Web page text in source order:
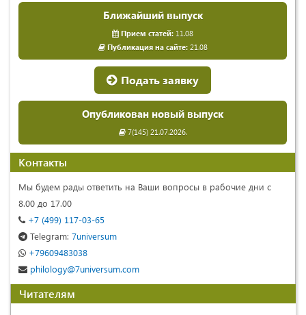
Ближайший выпуск
Прием статей: 11.08
Публикация на сайте:21.08
Подать заявку
Опубликован новый выпуск
7(145) 21.07.2026.
Контакты
Мы будем рады ответить на Ваши вопросы в рабочие дни с
8.00 до 17.00
+7 (499) 117-03-65
Telegram: 7universum
+79609483038
philology@7universum.com
Читателям